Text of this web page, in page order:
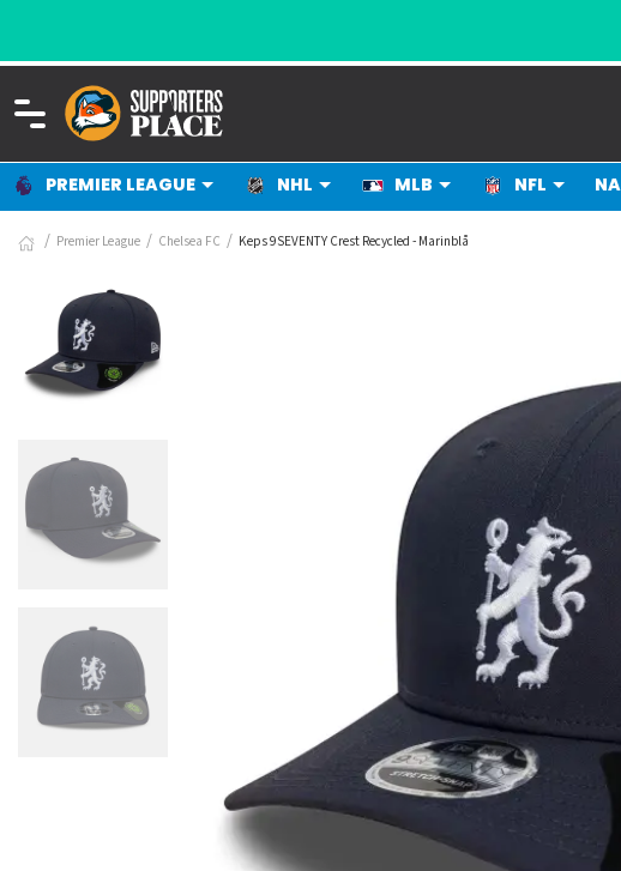
PREMIER LEAGUE NHL MLB NFL
Premier League Chelsea FC Keps 9SEVENTY Crest Recycled - Marinblå